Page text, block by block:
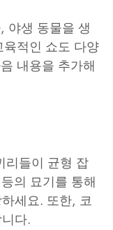
야생 동물을 생
적인 쇼도 다양
내용을 추가해
리들이 균형 잡
의 묘기를 통해
세요. 또한, 코
다.